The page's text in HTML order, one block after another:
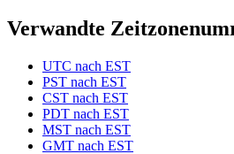
Verwandte
UTC nach EST
PST nach EST
CST nach EST
PDT nach EST
MST nach EST
GMT nach EST